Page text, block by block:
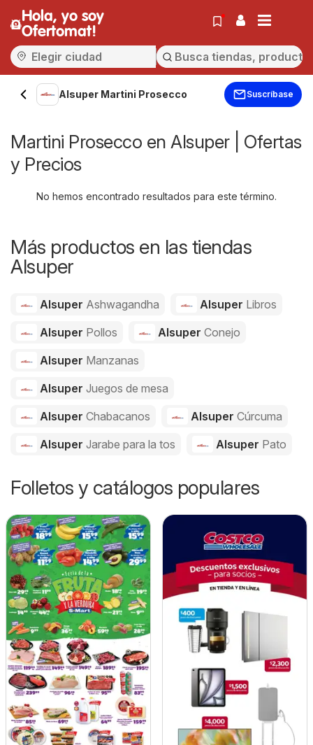
Hola, yo soy
Ofertomat!
Alsuper Martini Prosecco Suscríbase
Martini Prosecco en Alsuper | Ofertas
y Precios
No hemos encontrado resultados para este término.
Más productos en las tiendas
Alsuper
Alsuper Ashwagandha Alsuper Libros
Alsuper Pollos Alsuper Conejo
Alsuper Manzanas
Alsuper Juegos de mesa
Alsuper Chabacanos Alsuper Cúrcuma
Alsuper Jarabe para la tos Alsuper Pato
Folletos y catálogos populares